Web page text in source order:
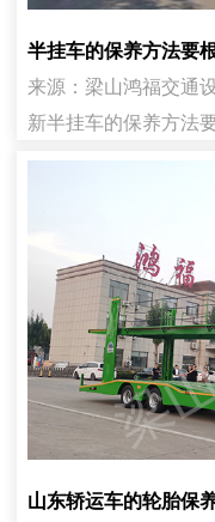
半挂车的保养方法要
来源：梁山鸿福交通
新半挂车的保养方法
山东轿运车的轮胎保